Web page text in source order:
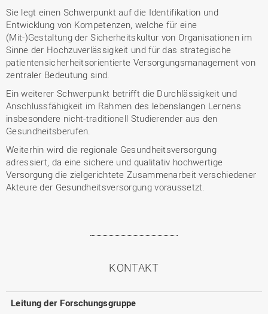
Sie legt einen Schwerpunkt auf die Identifikation und
Entwicklung von Kompetenzen, welche für eine
(Mit-)Gestaltung der Sicherheitskultur von Organisationen im
Sinne der Hochzuverlässigkeit und für das strategische
patientensicherheitsorientierte Versorgungsmanagement von
zentraler Bedeutung sind.
Ein weiterer Schwerpunkt betrifft die Durchlässigkeit und
Anschlussfähigkeit im Rahmen des lebenslangen Lernens
insbesondere nicht-traditionell Studierender aus den
Gesundheitsberufen.
Weiterhin wird die regionale Gesundheitsversorgung
adressiert, da eine sichere und qualitativ hochwertige
Versorgung die zielgerichtete Zusammenarbeit verschiedener
Akteure der Gesundheitsversorgung voraussetzt.
KONTAKT
Leitung der Forschungsgruppe